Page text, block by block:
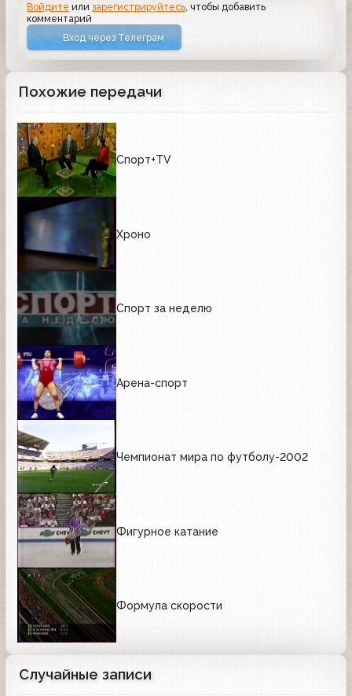
Войдите илизарегистрируйтесь, чтобы добавить
комментарий
Вход через Телеграм
Похожие передачи
Спорт+TV
Хроно
Спорт за неделю
Арена-спорт
Чемпионат мира по футболу-2002
Фигурное катание
Формула скорости
Случайные записи